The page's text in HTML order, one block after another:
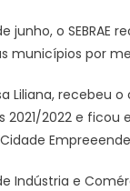
junho, o
municípios por
recebeu
2021/2022 e
e